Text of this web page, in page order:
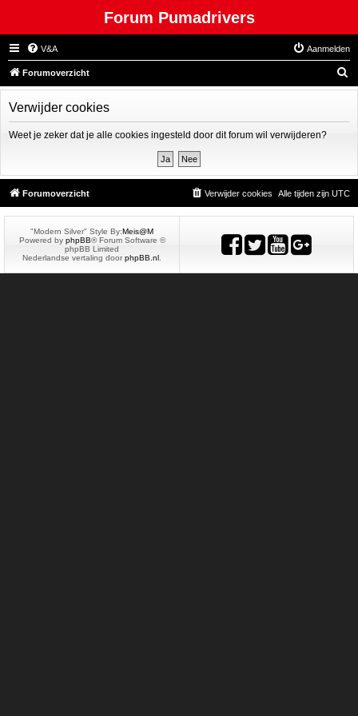
Forum Pumadrivers
V&A Aanmelden
Forumoverzicht
o
Verwijder cookies
Weet je zeker dat je alle cookies ingesteld door dit forum wil verwijderen?
Forumoverzicht Alle tijden zijn UTC
Verwijder cookies
"Modern Silver" Style By:Meis@M
Powered by phpBB® Forum Software ©
phpBB Limited
Nederlandse vertaling doorphpBB.nl